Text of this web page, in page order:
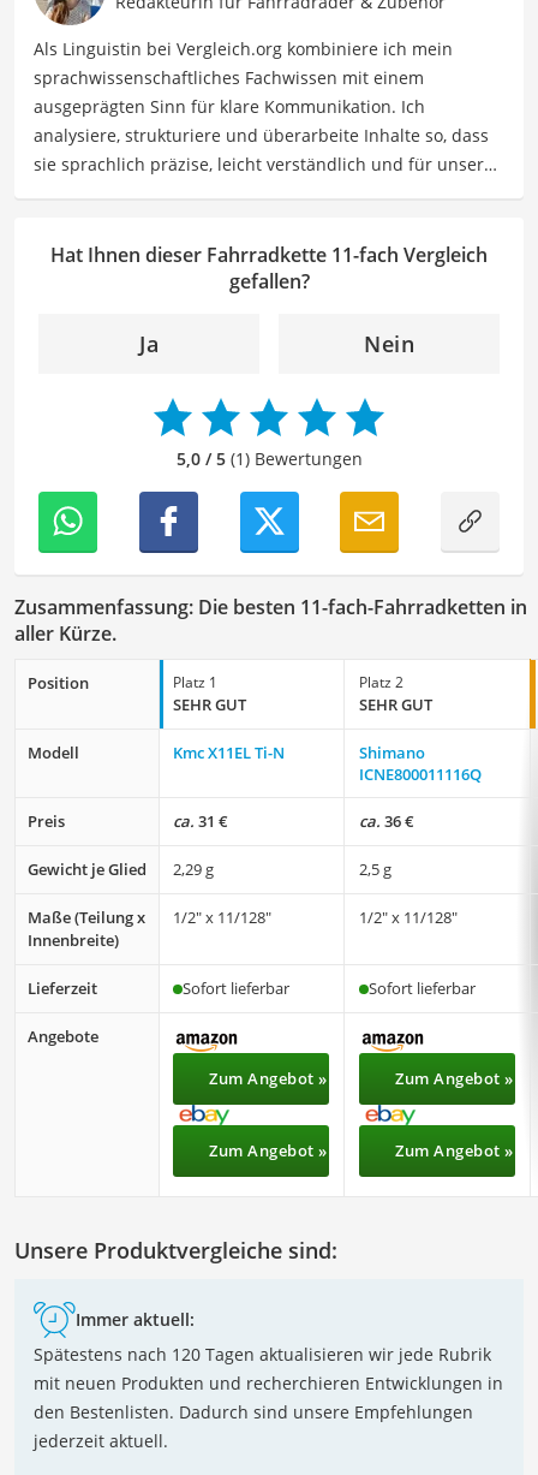
sie auch weiterhin immer neue Erfahrungen, die sie vor
allem als "Rennradmädchen" auf Instagram teilt.
Der 11-fach-Fahrradkette-Vergleich ist aus unserer Sicht
besonders empfehlenswert fürFahrradfahrer.
Als Linguistin bei Vergleich.org kombiniere ich mein
sprachwissenschaftliches Fachwissen mit einem
ausgeprägten Sinn für klare Kommunikation. Ich
analysiere, strukturiere und überarbeite Inhalte so, dass
sie sprachlich präzise, leicht verständlich und für unsere
beschäftige ich mich gerne mit verschiedenen Hobbys
und Freizeitaktivitäten. Dieses Interesse spiegelt sich in
Reiseempfehlungen, Hobbytipps und Anregungen für die
Der 11-fach-Fahrradkette-Vergleich ist aus unserer Sicht
besonders empfehlenswert für
Fahrradfahrer
Hat Ihnen dieser Fahrradkette 11-fach Vergleich
gefallen?
Ja Nein
5,0 / 5(1) Bewertungen
Zusammenfassung: Die besten 11-fach-Fahrradketten in
aller Kürze.
Position Platz 1
SEHR GUT
Platz 2
SEHR GUT
Modell Kmc X11EL Ti-N
Shimano
‎ICNE800011116Q
Preis ca. 31 € ca. 36 €
Gewicht je Glied 2,29 g 2,5 g
Maße (Teilung x
Innenbreite)
1/2" x 11/128" 1/2" x 11/128"
Lieferzeit Sofort lieferbar Sofort lieferbar
Angebote
Zum Angebot »
Zum Angebot »
Zum Angebot »
Zum Angebot »
Unsere Produktvergleiche sind:
Immer aktuell:
Spätestens nach 120 Tagen aktualisieren wir jede Rubrik
mit neuen Produkten und recherchieren Entwicklungen in
den Bestenlisten. Dadurch sind unsere Empfehlungen
jederzeit aktuell.